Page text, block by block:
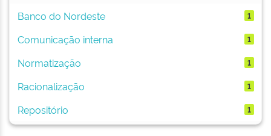
Banco do Nordeste
1
Comunicação interna 1
Normatização 1
Racionalização 1
Repositório 1